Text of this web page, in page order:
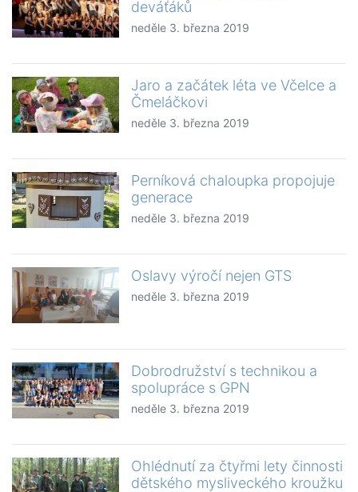
deváťáků
neděle 3. března 2019
Jaro a začátek léta ve Včelce a
Čmeláčkovi
neděle 3. března 2019
Perníková chaloupka propojuje
generace
neděle 3. března 2019
Oslavy výročí nejen GTS
neděle 3. března 2019
Dobrodružství s technikou a
spolupráce s GPN
neděle 3. března 2019
Ohlédnutí za čtyřmi lety činnosti
dětského mysliveckého kroužku